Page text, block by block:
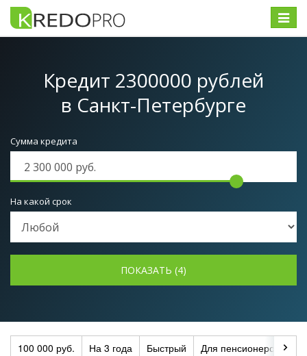
Меню
Кредит 2300000 рублей
в Санкт-Петербурге
Сумма кредита
На какой срок
100 000 руб. На 3 года Быстрый Для пенсионеров